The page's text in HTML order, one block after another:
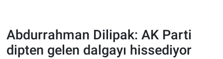
Abdurrahman Dilipak: AK Parti
dipten gelen dalgayı hissediyor